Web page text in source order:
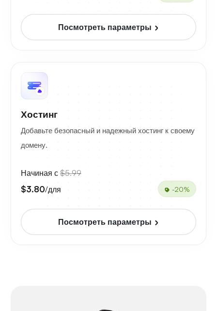
Посмотреть параметры
Хостинг
Добавьте безопасный и надежный хостинг к своему
домену.
Начиная с $5.99
$3.80/для -20%
Посмотреть параметры